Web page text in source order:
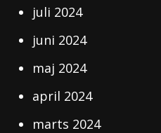
juli 2024
juni 2024
maj 2024
april 2024
marts 2024